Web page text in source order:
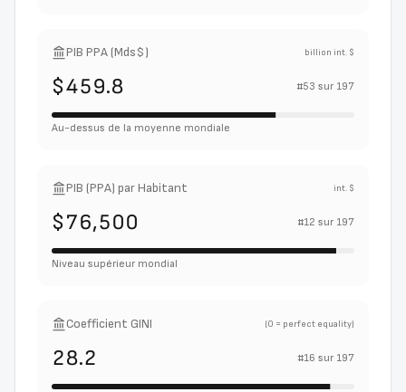
PIB PPA (Mds$) billion int. $
$459.8 #53 sur 197
Au-dessus de la moyenne mondiale
PIB (PPA) par Habitant int. $
$76,500 #12 sur 197
Niveau supérieur mondial
Coefficient GINI (0 = perfect equality)
28.2 #16 sur 197